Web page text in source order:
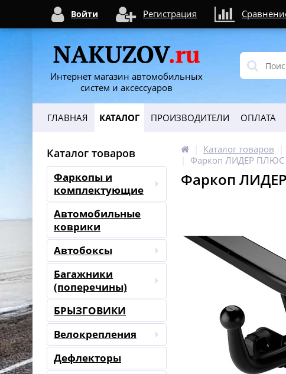
Интернет магазин автомобильных
систем и аксессуаров
ГЛАВНАЯ КАТАЛОГ ПРОИЗВОДИТЕЛИ ОПЛАТА
Каталог товаров
Фаркопы и
комплектующие
Автомобильные
коврики
Автобоксы
Багажники
(поперечины)
БРЫЗГОВИКИ
Велокрепления
Дефлекторы
Каталог товаров
Фаркоп ЛИДЕР ПЛЮС
Фаркоп ЛИДЕР
Войти Регистрация